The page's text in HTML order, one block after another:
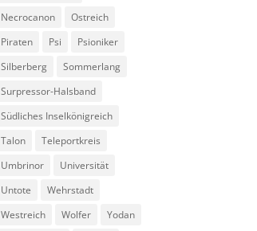
Necrocanon
Ostreich
Piraten
Psi
Psioniker
Silberberg
Sommerlang
Surpressor-Halsband
Südliches Inselkönigreich
Talon
Teleportkreis
Umbrinor
Universität
Untote
Wehrstadt
Westreich
Wolfer Yodan